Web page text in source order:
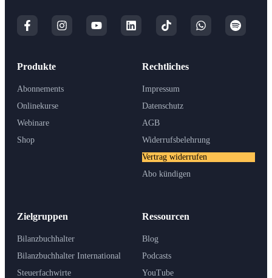
Produkte
Abonnements
Onlinekurse
Webinare
Shop
Zielgruppen
Bilanzbuchhalter
Bilanzbuchhalter International
Steuerfachwirte
Ressourcen
Blog
Podcasts
YouTube
Rechtliches
Impressum
Datenschutz
AGB
Widerrufsbelehrung
Vertrag widerrufen
Abo kündigen